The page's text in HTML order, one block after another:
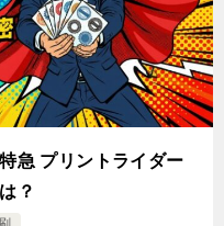
急 プリントライダー
？